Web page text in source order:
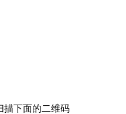
描下面的二维码